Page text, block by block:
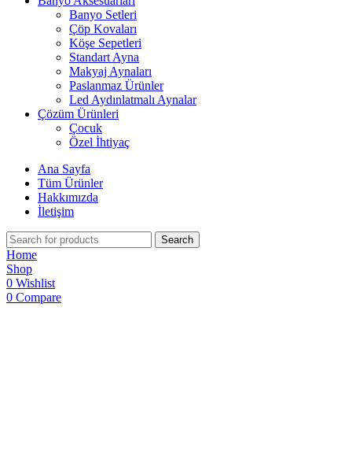
Banyo Setleri
Çöp Kovaları
Köşe Sepetleri
Standart Ayna
Makyaj Aynaları
Paslanmaz Ürünler
Led Aydınlatmalı Aynalar
Çözüm Ürünleri
Çocuk
Özel İhtiyaç
Ana Sayfa
Tüm Ürünler
Hakkımızda
İletişim
Search
Home
Shop
0 Wishlist
0 Compare